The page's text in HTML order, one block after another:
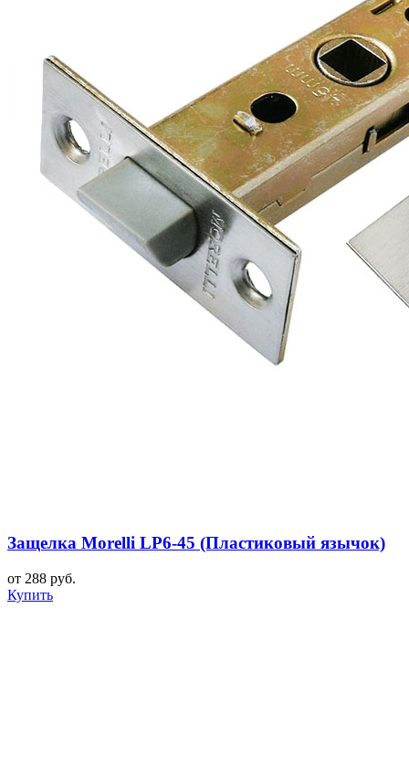
Защелка Morelli LP6-45 (Пластиковый язычок)
от 288 руб.
Купить